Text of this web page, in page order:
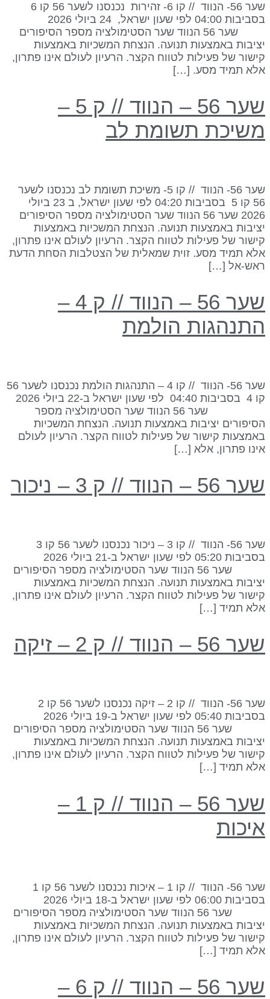
שער 56- הנווד // קו 6- זהירות נכנסנו לשער 56 קו 6
בסביבות 04:00 לפי שעון ישראל, 24 ביולי 2026
שער 56 הנווד שער הסטימולציה מספר הסיפורים
באמצעות תנועה. הנצחת המשכיות באמצעות
של פעילות לטווח הקצר. הרעיון לעולם אינו פתרון,
תמיד מסע. […]
שער 56 – הנווד // ק 5 –
תשומת לב
שער 56- הנווד // קו 5- משיכת תשומת לב נכנסנו לשער
56 קו 5 בסביבות 04:20 לפי שעון ישראל, ב 23 ביולי
2026 שער 56 הנווד שער הסטימולציה מספר הסיפורים
באמצעות תנועה. הנצחת המשכיות באמצעות
של פעילות לטווח הקצר. הרעיון לעולם אינו פתרון,
תמיד מסע. זוית שמאלית של הצטלבות הסחת הדעת
אל […]
שער 56 – הנווד // ק 4 –
הולמת
שער 56- הנווד // קו 4 – התנהגות הולמת נכנסנו לשער 56
קו 4 בסביבות 04:40 לפי שעון ישראל ב-22 ביולי 2026
שער 56 הנווד שער הסטימולציה מספר
יציבות באמצעות תנועה. הנצחת המשכיות
קישור של פעילות לטווח הקצר. הרעיון לעולם
פתרון, אלא […]
– הנווד // ק 3 – ניכור
שער 56- הנווד // קו 3 – ניכור נכנסנו לשער 56 קו 3
בסביבות 05:20 לפי שעון ישראל ב-21 ביולי 2026
שער 56 הנווד שער הסטימולציה מספר הסיפורים
באמצעות תנועה. הנצחת המשכיות באמצעות
של פעילות לטווח הקצר. הרעיון לעולם אינו פתרון,
תמיד […]
56 – הנווד // ק 2 – זיקה
שער 56- הנווד // קו 2 – זיקה נכנסנו לשער 56 קו 2
בסביבות 05:40 לפי שעון ישראל ב-19 ביולי 2026
שער 56 הנווד שער הסטימולציה מספר הסיפורים
באמצעות תנועה. הנצחת המשכיות באמצעות
של פעילות לטווח הקצר. הרעיון לעולם אינו פתרון,
תמיד […]
שער 56 – הנווד // ק 1 –
שער 56- הנווד // קו 1 – איכות נכנסנו לשער 56 קו 1
בסביבות 06:00 לפי שעון ישראל ב-18 ביולי 2026
שער 56 הנווד שער הסטימולציה מספר הסיפורים
באמצעות תנועה. הנצחת המשכיות באמצעות
של פעילות לטווח הקצר. הרעיון לעולם אינו פתרון,
תמיד […]
שער 56 – הנווד // ק 6 –